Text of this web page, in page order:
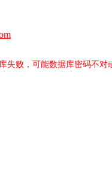
失败，可能数据库密码不对